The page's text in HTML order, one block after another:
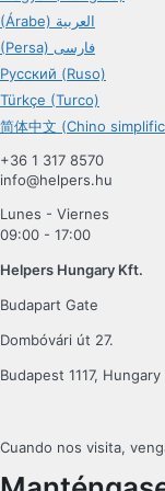
(Árabe) العربية
(Persa) فارسی
Русский (Ruso)
Türkçe (Turco)
简体中文 (Chino
+36 1 317 8570
info@helpers.hu
Lunes - Viernes
09:00 - 17:00
Helpers Hungary Kft.
Budapart Gate
Dombóvári út 27.
Budapest 1117, Hungary
Cuando nos visita,